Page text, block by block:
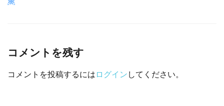
コメントを残す
コメントを投稿するには ログイン してください。